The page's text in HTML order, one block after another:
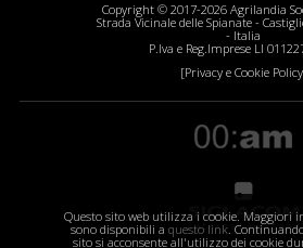
Copyright © 2017-2026 Agrilandia
Strada Vicinale delle Spianate -
- Italia
P.Iva e Reg.Imprese LI
[Privacy e Cookie
Questo sito web utilizza i cookie. Maggiori
sono disponibili a questo link.
sito si acconsente all'utilizzo dei cookie